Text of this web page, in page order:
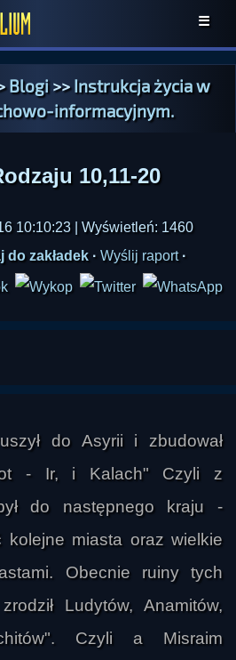
☰
Blogi>>Instrukcja życia w
informacyjnym.
10,11-20
10:10:23 | Wyświetleń: 1460
do zakładek · Wyślij raport ·
do Asyrii i zbudował
- Ir, i Kalach" Czyli z
do następnego kraju -
kolejne miasta oraz wielkie
Obecnie ruiny tych
Ludytów, Anamitów,
Czyli a Misraim